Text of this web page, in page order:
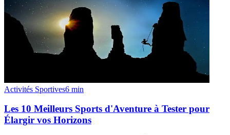
Activités Sportives6 min
Les 10 Meilleurs Sports d'Aventure à Tester pour
Élargir vos Horizons